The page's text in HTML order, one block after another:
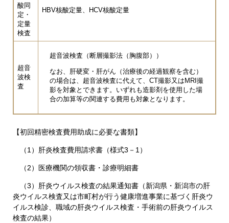
酸同
定・
定量
検査
HBV核酸定量、HCV核酸定量
超音
波検
査
超音波検査（断層撮影法（胸腹部））
なお、肝硬変・肝がん（治療後の経過観察を含む）
の場合は、超音波検査に代えて、CT撮影又はMRI撮
影を対象とできます。いずれも造影剤を使用した場
合の加算等の関連する費用も対象となります。
【初回精密検査費用助成に必要な書類】
（1）肝炎検査費用請求書（様式3－1）
（2）医療機関の領収書・診療明細書
（3）肝炎ウイルス検査の結果通知書（新潟県・新潟市の肝
炎ウイルス検査又は市町村が行う健康増進事業に基づく肝炎ウ
イルス検診、職域の肝炎ウイルス検査・手術前の肝炎ウイルス
検査の結果）